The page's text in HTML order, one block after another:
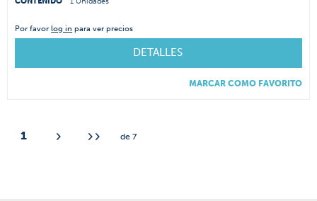
Por favorlog in para ver precios
DETALLES
MARCAR COMO FAVORITO
1 de 7